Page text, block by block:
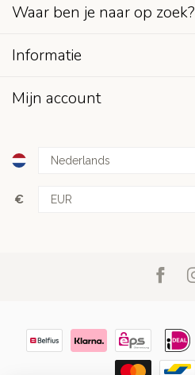
Waar ben je naar op zoek?
Informatie
Mijn account
€